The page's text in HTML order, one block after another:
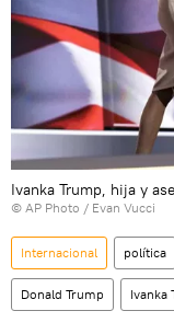
Ivanka Trump, hija y
© AP Photo / Evan Vucci
Internacional política
Donald Trump Ivanka